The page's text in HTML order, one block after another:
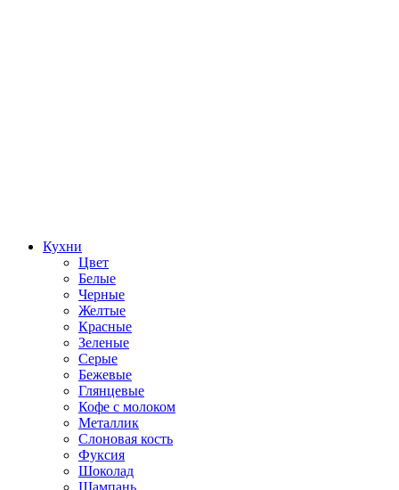
Кухни
Цвет
Белые
Черные
Желтые
Красные
Зеленые
Серые
Бежевые
Глянцевые
Кофе с молоком
Металлик
Слоновая кость
Фуксия
Шоколад
Шампань